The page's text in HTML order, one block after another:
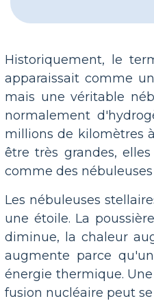
Historiquement, le
apparaissait comme
mais une véritable
normalement
millions de kilomètres
être très grandes,
comme des
Les nébuleuses
une étoile. La
diminue, la chaleur
augmente parce
énergie thermique.
fusion nucléaire peut